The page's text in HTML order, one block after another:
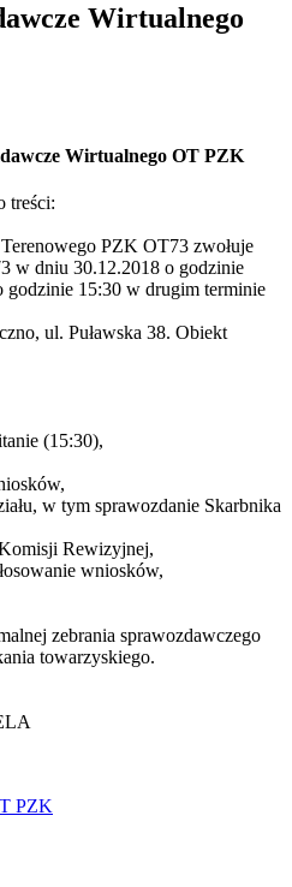
Wirtualnego
Wirtualnego OT PZK
treści:
PZK OT73 zwołuje
w dniu 30.12.2018 o godzinie
15:30 w drugim terminie
ul. Puławska 38. Obiekt
(15:30),
w tym sprawozdanie Skarbnika
Rewizyjnej,
wniosków,
zebrania sprawozdawczego
towarzyskiego.
PZK